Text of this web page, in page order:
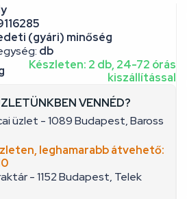
(gyári) minőség
db
Készleten: 2 db, 24-72 órás
kiszállítással
VENNÉD?
üzlet - 1089 Budapest, Baross
leghamarabb átvehető:
- 1152 Budapest, Telek